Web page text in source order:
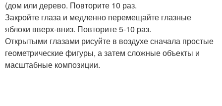
(дом или дерево. Повторите 10 раз.
Закройте глаза и медленно перемещайте глазные
яблоки вверх-вниз. Повторите 5-10 раз.
Открытыми глазами рисуйте в воздухе сначала простые
геометрические фигуры, а затем сложные объекты и
масштабные композиции.